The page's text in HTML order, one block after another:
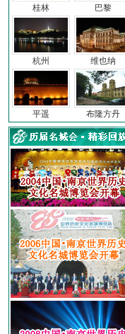
桂林
杭州
平遥
巴黎
维也纳
布隆方丹